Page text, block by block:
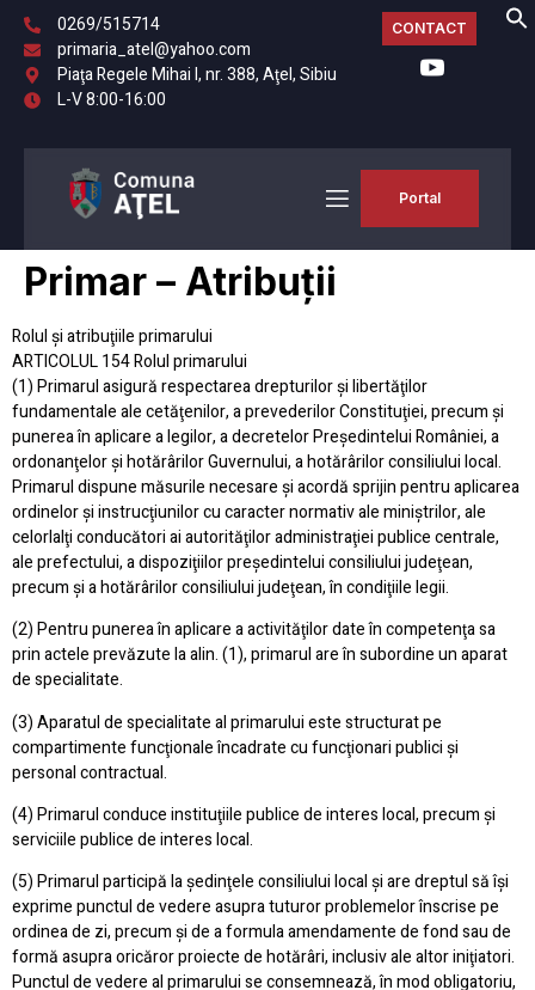
0269/515714
primaria_atel@yahoo.com
Piaţa Regele Mihai I, nr. 388, Aţel, Sibiu
L-V 8:00-16:00
CONTACT
Portal
Primar – Atribuții
Rolul şi atribuţiile primarului
ARTICOLUL 154 Rolul primarului
(1) Primarul asigură respectarea drepturilor şi libertăţilor
fundamentale ale cetăţenilor, a prevederilor Constituţiei, precum şi
punerea în aplicare a legilor, a decretelor Preşedintelui României, a
ordonanţelor şi hotărârilor Guvernului, a hotărârilor consiliului local.
Primarul dispune măsurile necesare şi acordă sprijin pentru aplicarea
ordinelor şi instrucţiunilor cu caracter normativ ale miniştrilor, ale
celorlalţi conducători ai autorităţilor administraţiei publice centrale,
ale prefectului, a dispoziţiilor preşedintelui consiliului judeţean,
precum şi a hotărârilor consiliului judeţean, în condiţiile legii.
(2) Pentru punerea în aplicare a activităţilor date în competenţa sa
prin actele prevăzute la alin. (1), primarul are în subordine un aparat
de specialitate.
(3) Aparatul de specialitate al primarului este structurat pe
compartimente funcţionale încadrate cu funcţionari publici şi
personal contractual.
(4) Primarul conduce instituţiile publice de interes local, precum şi
serviciile publice de interes local.
(5) Primarul participă la şedinţele consiliului local şi are dreptul să îşi
exprime punctul de vedere asupra tuturor problemelor înscrise pe
ordinea de zi, precum şi de a formula amendamente de fond sau de
formă asupra oricăror proiecte de hotărâri, inclusiv ale altor iniţiatori.
Punctul de vedere al primarului se consemnează, în mod obligatoriu,